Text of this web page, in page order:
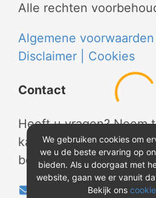
Alle rechten
Algemene voorwaarden
Disclaimer | Cookies
Contact
Heeft u vragen? Neem
kantooruren contact
bekijk onze
info@evao.nl
We gebruiken cookies om
we u de beste ervaring op
bieden. Als u doorgaat met
website, gaan we er vanuit
Bekijk ons